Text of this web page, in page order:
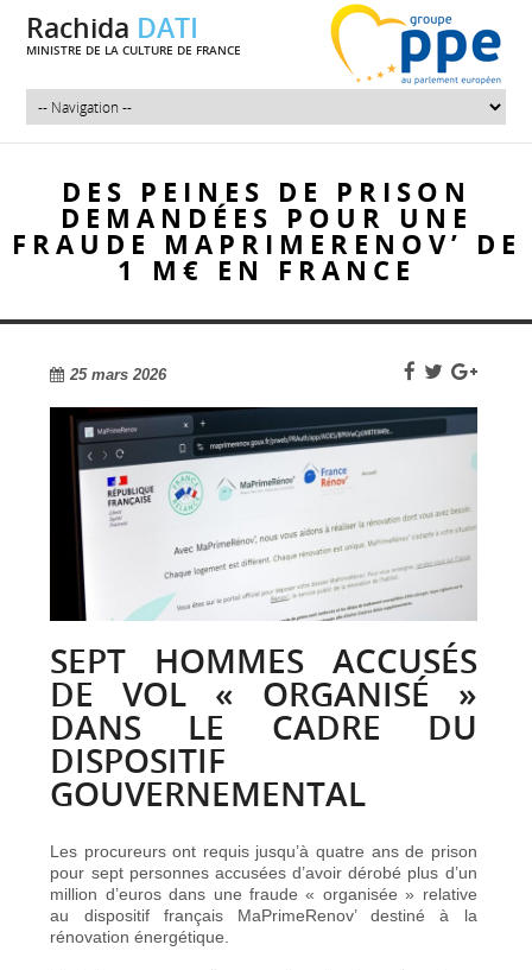
Rachida DATI
MINISTRE DE LA CULTURE DE FRANCE
DES PEINES DE PRISON
DEMANDÉES POUR UNE
FRAUDE MAPRIMERENOV’ DE
1 M€ EN FRANCE
25 mars 2026
SEPT HOMMES ACCUSÉS
DE VOL « ORGANISÉ »
DANS LE CADRE DU
DISPOSITIF
GOUVERNEMENTAL
Les procureurs ont requis jusqu’à quatre ans de prison
pour sept personnes accusées d’avoir dérobé plus d’un
million d’euros dans une fraude « organisée » relative
au dispositif français MaPrimeRenov’ destiné à la
rénovation énergétique.